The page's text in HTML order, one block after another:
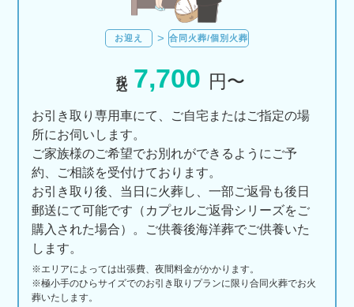
お迎え 合同火葬/個別火葬
7,700 円〜
お引き取り専用車にて、ご自宅またはご指定の場
所にお伺いします。
ご家族様のご希望でお別れができるようにご予
約、ご相談を受付けております。
お引き取り後、当日に火葬し、一部ご返骨も後日
郵送にて可能です（カプセルご返骨シリーズをご
購入された場合）。ご供養後海洋葬でご供養いた
します。
※エリアによっては出張費、夜間料金がかかります。
※極小手のひらサイズでのお引き取りプランに限り合同火葬でお火
葬いたします。